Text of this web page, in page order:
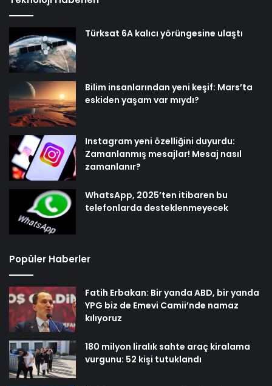
Türksat 6A kalıcı yörüngesine ulaştı
Bilim insanlarından yeni keşif: Mars’ta
eskiden yaşam var mıydı?
Instagram yeni özelliğini duyurdu:
Zamanlanmış mesajlar! Mesaj nasıl
zamanlanır?
WhatsApp, 2025’ten itibaren bu
telefonlarda desteklenmeyecek
Popüler Haberler
Fatih Erbakan: Bir yanda ABD, bir yanda
YPG biz de Emevi Camii’nde namaz
kılıyoruz
180 milyon liralık sahte araç kiralama
vurgunu: 52 kişi tutuklandı